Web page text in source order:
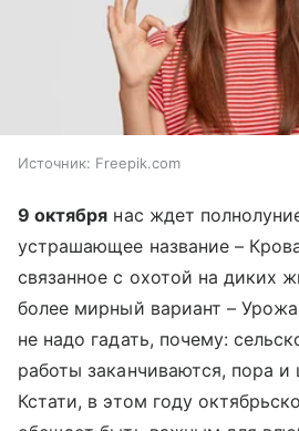
Источник: Freepik.com
9 октября нас ждет
устрашающее название –
связанное с охотой на диких
более мирный вариант –
не надо гадать, почему:
работы заканчиваются, пора и
Кстати, в этом году